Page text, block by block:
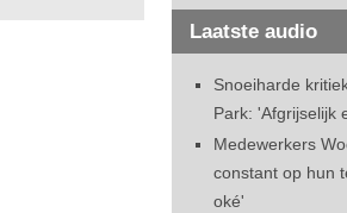
Laatste audio
Snoeiharde
Park: 'Afgrijselijk
Medewerkers
constant op hun
oké'